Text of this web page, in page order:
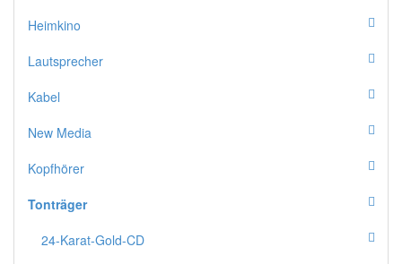
Heimkino
Lautsprecher
Kabel
New Media
Kopfhörer
Tonträger
24-Karat-Gold-CD